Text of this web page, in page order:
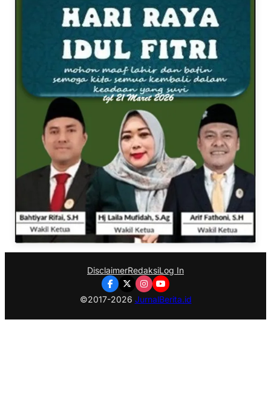
DisclaimerRedaksiLog In
©2017-2026 JurnalBerita.id